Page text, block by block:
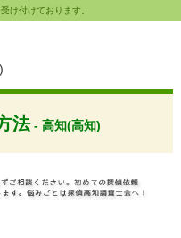
法- 高知(高知)
け付けております。